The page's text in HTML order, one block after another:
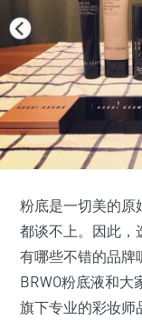
粉底是一切美的原
都谈不上。因此，
有哪些不错的品牌
BRWO粉底液和
旗下专业的彩妆师